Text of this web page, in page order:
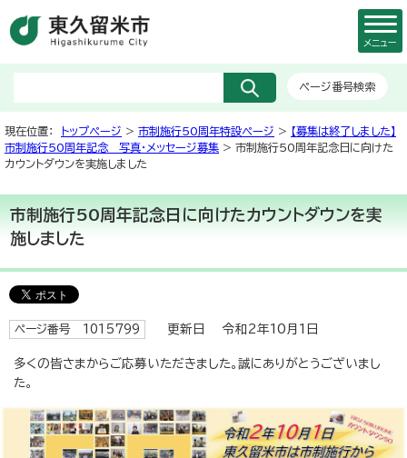
ページ番号検索
メニュー
現在位置： トップページ > 市制施行50周年特設ページ >
【募集は終了しました】
市制施行50周年記念 写真・メッセージ募集 > 市制施行50周年記念日に向けた
カウントダウンを実施しました
市制施行50周年記念日に向けたカウントダウンを実
施しました
ページ番号 1015799 更新日 令和2年10月1日
多くの皆さまからご応募いただきました。誠にありがとうございまし
た。